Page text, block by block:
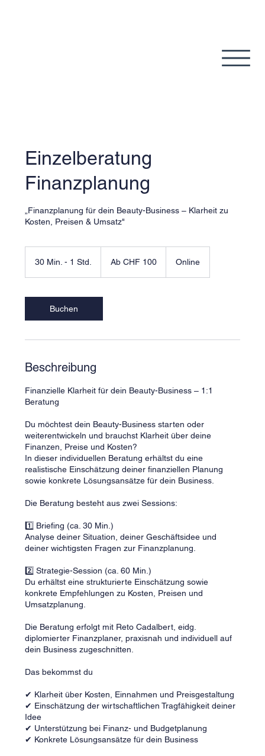
Einzelberatung
Finanzplanung
„Finanzplanung für dein Beauty-Business – Klarheit zu
Kosten, Preisen & Umsatz"
30 Min. - 1 Std.
i
1
t
d
Schweizer
Ab CHF 100 Online
Buchen
Beschreibung
Finanzielle Klarheit für dein Beauty-Business – 1:1
Beratung
Du möchtest dein Beauty-Business starten oder
weiterentwickeln und brauchst Klarheit über deine
Finanzen, Preise und Kosten?
In dieser individuellen Beratung erhältst du eine
realistische Einschätzung deiner finanziellen Planung
sowie konkrete Lösungsansätze für dein Business.
Die Beratung besteht aus zwei Sessions:
1️⃣ Briefing (ca. 30 Min.)
Analyse deiner Situation, deiner Geschäftsidee und
deiner wichtigsten Fragen zur Finanzplanung.
2️⃣ Strategie-Session (ca. 60 Min.)
Du erhältst eine strukturierte Einschätzung sowie
konkrete Empfehlungen zu Kosten, Preisen und
Umsatzplanung.
Die Beratung erfolgt mit Reto Cadalbert, eidg.
diplomierter Finanzplaner, praxisnah und individuell auf
dein Business zugeschnitten.
Das bekommst du
✔ Klarheit über Kosten, Einnahmen und Preisgestaltung
✔ Einschätzung der wirtschaftlichen Tragfähigkeit deiner
Idee
✔ Unterstützung bei Finanz- und Budgetplanung
✔ Konkrete Lösungsansätze für dein Business